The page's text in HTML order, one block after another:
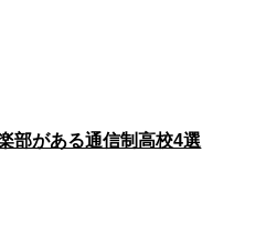
部がある通信制高校4選